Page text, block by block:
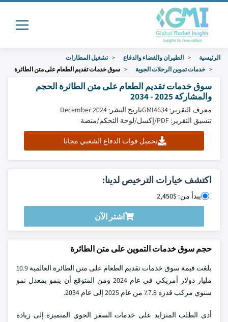
الرئيسية الطيران والفضاء والدفاع
تشغيل المطارات
خدمات تموين الرحلات الجوية
سوق خدمات تقديم الطعام على متن الطائرة
سوق خدمات تقديم الطعام على متن الطائرة الحجم
والمشاركة 2025 - 2034
معرف التقرير: GMI4634
تاريخ النشر: December 2024
تنسيق التقرير: PDF/إكسل/لوحة التحكم/منصة
تحميل قوات الدفاع الشعبي مجانا
اكتشف خيارات الترخيص لدينا:
يبدأ من: $2,450
اشتر الآن
حجم سوق خدمات التموين على متن الطائرة
بلغت قيمة سوق خدمات تقديم الطعام على متن الطائرة العالمية 10.9
مليار دولار أمريكي في عام 2024 ومن المتوقع أن ينمو بمعدل نمو
سنوي مركب قدره 7.8٪ من عام 2025 إلى عام 2034.
أدى الطلب المتزايد على خدمات السفر الجوي المتميزة إلى زيادة